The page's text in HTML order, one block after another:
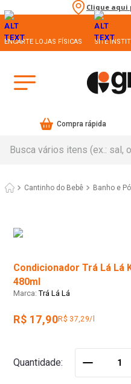
Clique aqui
ENCARTE LOJAS FÍSICAS SITE
Compra rápida
Cantinho do Bebê Banho e
Condicionador Trá Lá Lá
480ml
Trá Lá Lá
R$ 17,90R$ 37,29/l
Quantidade